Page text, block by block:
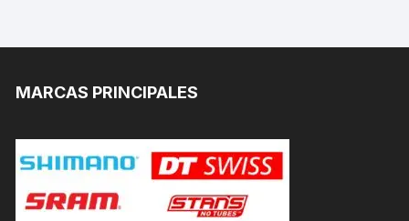
MARCAS PRINCIPALES